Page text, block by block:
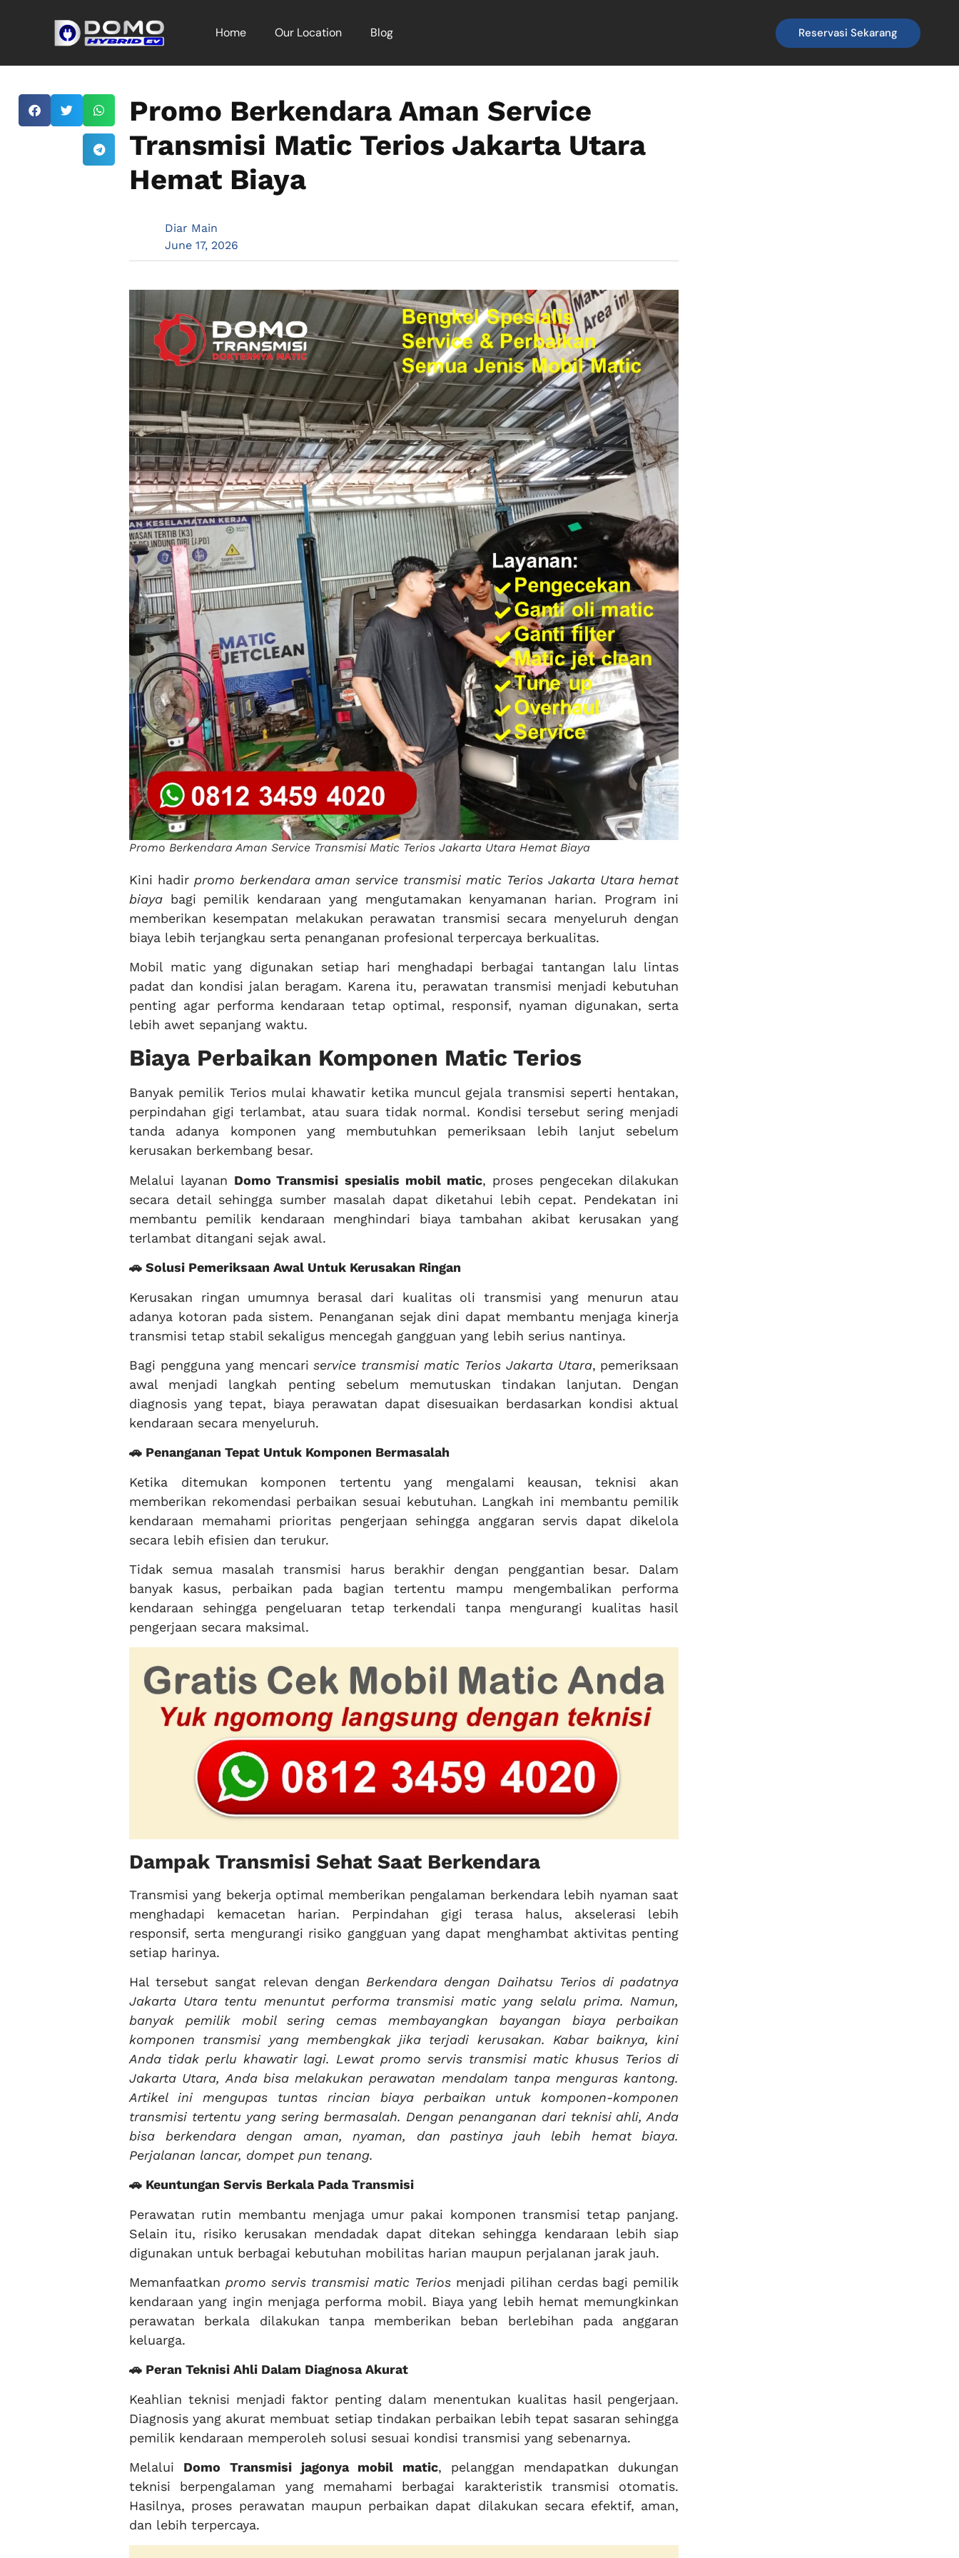
Home Our Location Blog Reservasi Sekarang
Promo Berkendara Aman Service
Transmisi Matic Terios Jakarta Utara
Hemat Biaya
Diar Main
June 17, 2026
Promo Berkendara Aman Service Transmisi Matic Terios Jakarta Utara Hemat Biaya
Kini hadir promo berkendara aman service transmisi matic Terios Jakarta Utara hemat
biaya bagi pemilik kendaraan yang mengutamakan kenyamanan harian. Program ini
memberikan kesempatan melakukan perawatan transmisi secara menyeluruh dengan
biaya lebih terjangkau serta penanganan profesional terpercaya berkualitas.
Mobil matic yang digunakan setiap hari menghadapi berbagai tantangan lalu lintas
padat dan kondisi jalan beragam. Karena itu, perawatan transmisi menjadi kebutuhan
penting agar performa kendaraan tetap optimal, responsif, nyaman digunakan, serta
lebih awet sepanjang waktu.
Biaya Perbaikan Komponen Matic Terios
Banyak pemilik Terios mulai khawatir ketika muncul gejala transmisi seperti hentakan,
perpindahan gigi terlambat, atau suara tidak normal. Kondisi tersebut sering menjadi
tanda adanya komponen yang membutuhkan pemeriksaan lebih lanjut sebelum
kerusakan berkembang besar.
Melalui layanan Domo Transmisi spesialis mobil matic, proses pengecekan dilakukan
secara detail sehingga sumber masalah dapat diketahui lebih cepat. Pendekatan ini
membantu pemilik kendaraan menghindari biaya tambahan akibat kerusakan yang
terlambat ditangani sejak awal.
🚗 Solusi Pemeriksaan Awal Untuk Kerusakan Ringan
Kerusakan ringan umumnya berasal dari kualitas oli transmisi yang menurun atau
adanya kotoran pada sistem. Penanganan sejak dini dapat membantu menjaga kinerja
transmisi tetap stabil sekaligus mencegah gangguan yang lebih serius nantinya.
Bagi pengguna yang mencariservice transmisi matic Terios Jakarta Utara, pemeriksaan
awal menjadi langkah penting sebelum memutuskan tindakan lanjutan. Dengan
diagnosis yang tepat, biaya perawatan dapat disesuaikan berdasarkan kondisi aktual
kendaraan secara menyeluruh.
🚗 Penanganan Tepat Untuk Komponen Bermasalah
Ketika ditemukan komponen tertentu yang mengalami keausan, teknisi akan
memberikan rekomendasi perbaikan sesuai kebutuhan. Langkah ini membantu pemilik
kendaraan memahami prioritas pengerjaan sehingga anggaran servis dapat dikelola
secara lebih efisien dan terukur.
Tidak semua masalah transmisi harus berakhir dengan penggantian besar. Dalam
banyak kasus, perbaikan pada bagian tertentu mampu mengembalikan performa
kendaraan sehingga pengeluaran tetap terkendali tanpa mengurangi kualitas hasil
pengerjaan secara maksimal.
Dampak Transmisi Sehat Saat Berkendara
Transmisi yang bekerja optimal memberikan pengalaman berkendara lebih nyaman saat
menghadapi kemacetan harian. Perpindahan gigi terasa halus, akselerasi lebih
responsif, serta mengurangi risiko gangguan yang dapat menghambat aktivitas penting
setiap harinya.
Hal tersebut sangat relevan dengan Berkendara dengan Daihatsu Terios di padatnya
Jakarta Utara tentu menuntut performa transmisi matic yang selalu prima. Namun,
banyak pemilik mobil sering cemas membayangkan bayangan biaya perbaikan
komponen transmisi yang membengkak jika terjadi kerusakan. Kabar baiknya, kini
Anda tidak perlu khawatir lagi. Lewat promo servis transmisi matic khusus Terios di
Jakarta Utara, Anda bisa melakukan perawatan mendalam tanpa menguras kantong.
Artikel ini mengupas tuntas rincian biaya perbaikan untuk komponen-komponen
transmisi tertentu yang sering bermasalah. Dengan penanganan dari teknisi ahli, Anda
bisa berkendara dengan aman, nyaman, dan pastinya jauh lebih hemat biaya.
Perjalanan lancar, dompet pun tenang.
🚗 Keuntungan Servis Berkala Pada Transmisi
Perawatan rutin membantu menjaga umur pakai komponen transmisi tetap panjang.
Selain itu, risiko kerusakan mendadak dapat ditekan sehingga kendaraan lebih siap
digunakan untuk berbagai kebutuhan mobilitas harian maupun perjalanan jarak jauh.
Memanfaatkan promo servis transmisi matic Teriosmenjadi pilihan cerdas bagi pemilik
kendaraan yang ingin menjaga performa mobil. Biaya yang lebih hemat memungkinkan
perawatan berkala dilakukan tanpa memberikan beban berlebihan pada anggaran
keluarga.
🚗 Peran Teknisi Ahli Dalam Diagnosa Akurat
Keahlian teknisi menjadi faktor penting dalam menentukan kualitas hasil pengerjaan.
Diagnosis yang akurat membuat setiap tindakan perbaikan lebih tepat sasaran sehingga
pemilik kendaraan memperoleh solusi sesuai kondisi transmisi yang sebenarnya.
Melalui Domo Transmisi jagonya mobil matic, pelanggan mendapatkan dukungan
teknisi berpengalaman yang memahami berbagai karakteristik transmisi otomatis.
Hasilnya, proses perawatan maupun perbaikan dapat dilakukan secara efektif, aman,
dan lebih terpercaya.